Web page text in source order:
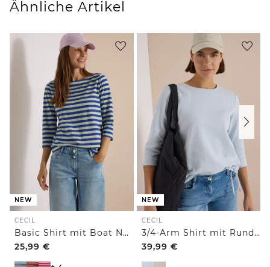
Ähnliche Artikel
NEW
CECIL
Basic Shirt mit Boat Neck und Streifen
25,99 €
NEW
CECIL
3/4-Arm Shirt mit Rundhals und Struktur
39,99 €